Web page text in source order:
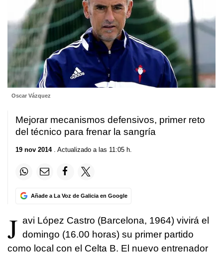
Oscar Vázquez
Mejorar mecanismos defensivos, primer reto
del técnico para frenar la sangría
19 nov 2014. Actualizado a las 11:05 h.
Añade a La Voz de Galicia en Google
J avi López Castro (Barcelona, 1964) vivirá el
domingo (16.00 horas) su primer partido
como local con el Celta B. El nuevo entrenador